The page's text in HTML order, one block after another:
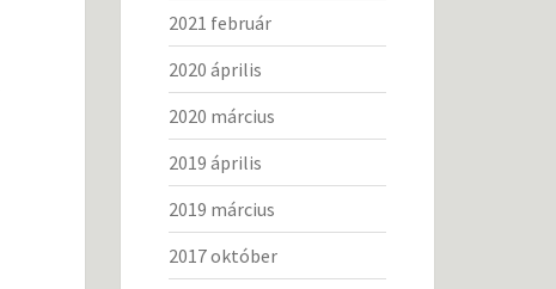
2021 február
2020 április
2020 március
2019 április
2019 március
2017 október